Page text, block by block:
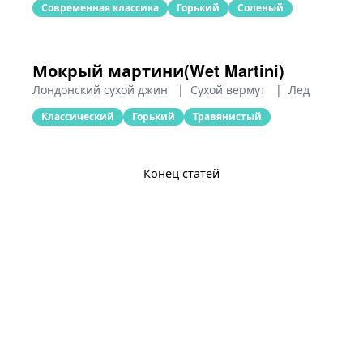
Современная классика Горький Соленый
Мокрый мартини(Wet Martini)
Лондонский сухой джин | Сухой вермут | Лед
Классический Горький Травянистый
Конец статей